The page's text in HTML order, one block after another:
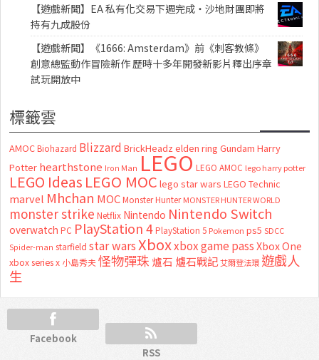
【遊戲新聞】EA 私有化交易下週完成・沙地財團即將
持有九成股份
【遊戲新聞】《1666: Amsterdam》前《刺客教條》
創意總監動作冒險新作 歷時十多年開發新影片釋出序章
試玩開放中
標籤雲
AMOC Biohazard Blizzard BrickHeadz elden ring Gundam Harry
Potter hearthstone Iron Man LEGO LEGO AMOC lego harry potter
LEGO Ideas LEGO MOC lego star wars LEGO Technic
marvel Mhchan MOC Monster Hunter MONSTER HUNTER WORLD
monster strike Netflix Nintendo Nintendo Switch
overwatch PC PlayStation 4 PlayStation 5 Pokemon ps5 SDCC
Spider-man starfield star warsXboxxbox game passXbox One
xbox series x 小島秀夫怪物彈珠 爐石 爐石戰記艾爾登法環 遊戲人
生
Facebook
RSS